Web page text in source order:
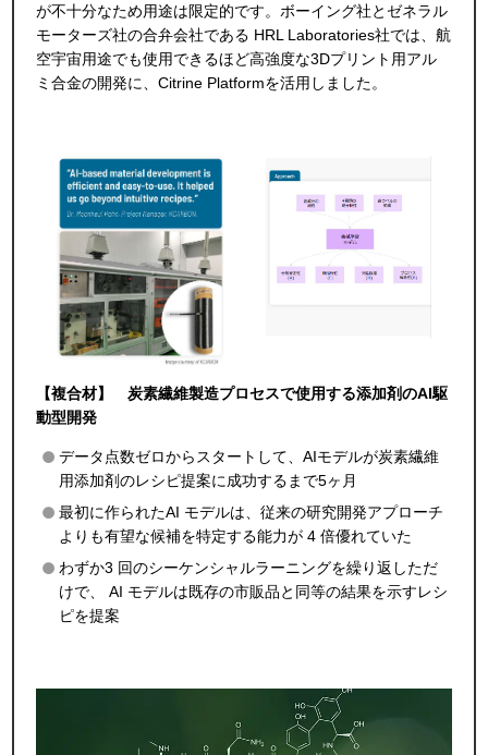
が不十分なため用途は限定的です。ボーイング社とゼネラル
モーターズ社の合弁会社である HRL Laboratories社では、航
空宇宙用途でも使用できるほど高強度な3Dプリント用アル
ミ合金の開発に、Citrine Platformを活用しました。
【複合材】 炭素繊維製造プロセスで使用する添加剤のAI駆
動型開発
データ点数ゼロからスタートして、AIモデルが炭素繊維
用添加剤のレシピ提案に成功するまで5ヶ月
最初に作られたAI モデルは、従来の研究開発アプローチ
よりも有望な候補を特定する能力が 4 倍優れていた
わずか3 回のシーケンシャルラーニングを繰り返しただ
けで、 AI モデルは既存の市販品と同等の結果を示すレシ
ピを提案